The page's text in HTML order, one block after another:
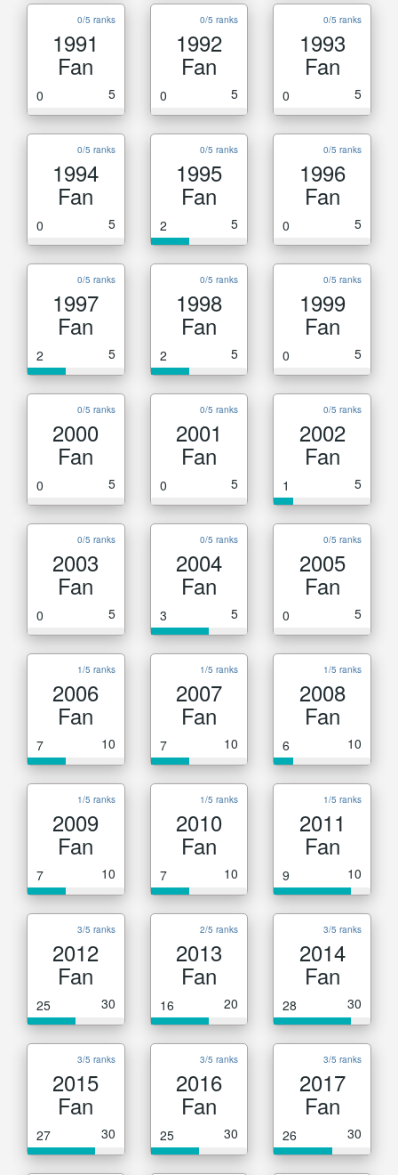
0/5 ranks
1991
Fan
0 5
0/5 ranks
1992
Fan
0 5
0/5 ranks
1993
Fan
0 5
0/5 ranks
1994
Fan
0 5
0/5 ranks
1995
Fan
2 5
0/5 ranks
1996
Fan
0 5
0/5 ranks
1997
Fan
2 5
0/5 ranks
1998
Fan
2 5
0/5 ranks
1999
Fan
0 5
0/5 ranks
2000
Fan
0 5
0/5 ranks
2001
Fan
0 5
0/5 ranks
2002
Fan
1 5
0/5 ranks
2003
Fan
0 5
0/5 ranks
2004
Fan
3 5
0/5 ranks
2005
Fan
0 5
1/5 ranks
2006
Fan
7 10
1/5 ranks
2007
Fan
7 10
1/5 ranks
2008
Fan
6 10
1/5 ranks
2009
Fan
7 10
1/5 ranks
2010
Fan
7 10
1/5 ranks
2011
Fan
9 10
3/5 ranks
2012
Fan
25 30
2/5 ranks
2013
Fan
16 20
3/5 ranks
2014
Fan
28 30
3/5 ranks
2015
Fan
27 30
3/5 ranks
2016
Fan
25 30
3/5 ranks
2017
Fan
26 30